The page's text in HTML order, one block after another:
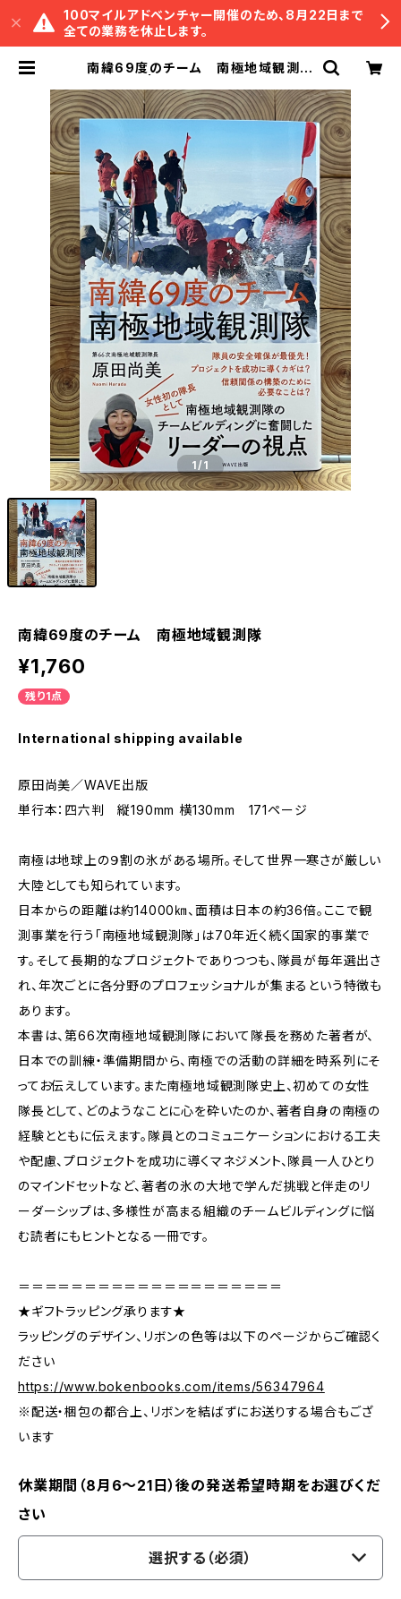
100マイルアドベンチャー開催のため、8月22日まで
全ての業務を休止します。
南緯69度のチーム 南極地域観測隊
1/1
南緯69度のチーム 南極地域観測隊
¥1,760
残り1点
International shipping available
原田尚美／WAVE出版
単行本：四六判 縦190mm 横130mm 171ページ
南極は地球上の９割の氷がある場所。そして世界一寒さが厳しい
大陸としても知られています。
日本からの距離は約14000㎞、面積は日本の約36倍。ここで観
測事業を行う「南極地域観測隊」は70年近く続く国家的事業で
す。そして長期的なプロジェクトでありつつも、隊員が毎年選出さ
れ、年次ごとに各分野のプロフェッショナルが集まるという特徴も
あります。
本書は、第66次南極地域観測隊において隊長を務めた著者が、
日本での訓練・準備期間から、南極での活動の詳細を時系列にそ
ってお伝えしています。また南極地域観測隊史上、初めての女性
隊長として、どのようなことに心を砕いたのか、著者自身の南極の
経験とともに伝えます。隊員とのコミュニケーションにおける工夫
や配慮、プロジェクトを成功に導くマネジメント、隊員一人ひとり
のマインドセットなど、著者の氷の大地で学んだ挑戦と伴走のリ
ーダーシップは、多様性が高まる組織のチームビルディングに悩
む読者にもヒントとなる一冊です。
＝＝＝＝＝＝＝＝＝＝＝＝＝＝＝＝＝＝＝＝
★ギフトラッピング承ります★
ラッピングのデザイン、リボンの色等は以下のページからご確認く
ださい
https://www.bokenbooks.com/items/56347964
※配送・梱包の都合上、リボンを結ばずにお送りする場合もござ
います
休業期間（8月6〜21日）後の発送希望時期をお選びくだ
さい
選択する（必須）